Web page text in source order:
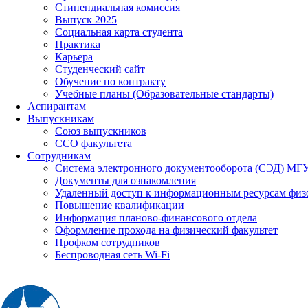
Стипендиальная комиссия
Выпуск 2025
Социальная карта студента
Практика
Карьера
Студенческий сайт
Обучение по контракту
Учебные планы (Образовательные стандарты)
Аспирантам
Выпускникам
Союз выпускников
ССО факультета
Сотрудникам
Система электронного документооборота (СЭД)
Документы для ознакомления
Удаленный доступ к информационным ресурсам
Повышение квалификации
Информация планово-финансового отдела
Оформление прохода на физический факультет
Профком сотрудников
Беспроводная сеть Wi-Fi